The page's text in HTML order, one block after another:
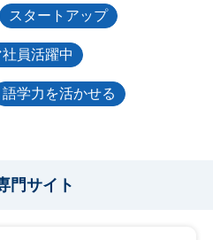
スタートアップ
員活躍中
語学力を活かせる
門サイト